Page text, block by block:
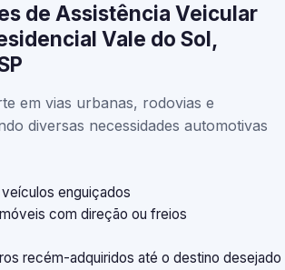
de Assistência Veicular
Vale do Sol,
em vias urbanas, rodovias e
diversas necessidades automotivas
enguiçados
com direção ou freios
recém-adquiridos até o destino desejado